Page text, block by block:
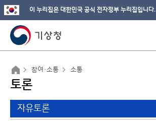
이 누리집은 대한민국 공식 전자정부 누리집입니다.
참여·소통 소통
토론
자유토론